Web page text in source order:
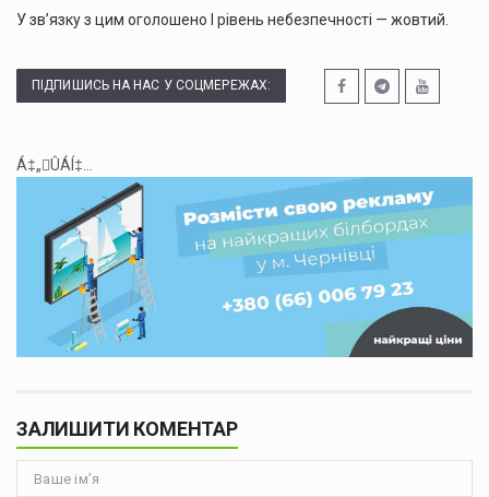
У зв’язку з цим оголошено І рівень небезпечності — жовтий.
ПІДПИШИСЬ НА НАС У СОЦМЕРЕЖАХ:
Á‡„ÛÁÍ‡...
ЗАЛИШИТИ КОМЕНТАР